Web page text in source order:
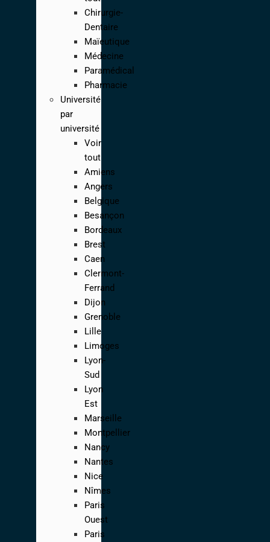
Chirurgie-
Dentaire
Maïeutique
Médecine
Paramédical
Pharmacie
Université
par
université
Voir
tout
Amiens
Angers
Belgique
Besançon
Bordeaux
Brest
Caen
Clermont-
Ferrand
Dijon
Grenoble
Lille
Limoges
Lyon-
Sud
Lyon
Est
Marseille
Montpellier
Nancy
Nantes
Nice
Nîmes
Paris
Ouest
Paris